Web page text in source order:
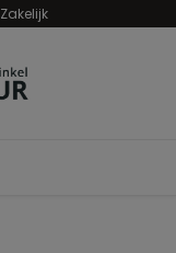
Zakelijk